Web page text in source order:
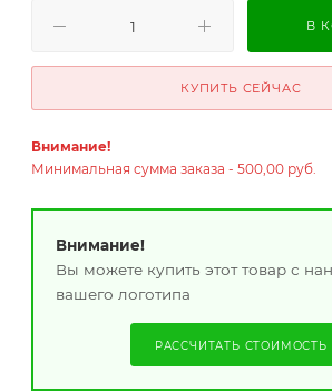
В
КУПИТЬ СЕЙЧАС
Внимание!
Минимальная сумма заказа - 500,00 руб.
Внимание!
Вы можете купить этот товар с
вашего логотипа
РАССЧИТАТЬ СТОИМОСТЬ